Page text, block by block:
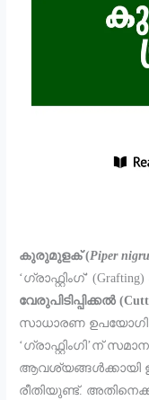
കുരുമുളക് (Piper
‘ഗ്രാഫ്റ്റിംഗ്’
വേരുപിടിപ്പിക്കൽ
സാധാരണ
‘ഗ്രാഫ്റ്റിംഗി’ന്
ആവശ്യങ്ങൾക്കായി
രീതിയുണ്ട്.